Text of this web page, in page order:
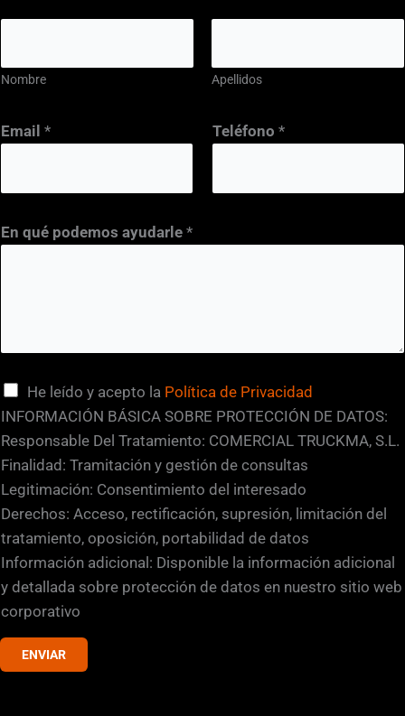
Nombre Apellidos
a
u
a
a
i
l
Email * Teléfono *
En qué podemos ayudarle *
C
a
s
i
l
l
a
s
d
e
v
He leído y acepto la Política de Privacidad
INFORMACIÓN BÁSICA SOBRE PROTECCIÓN DE DATOS:
Responsable Del Tratamiento: COMERCIAL TRUCKMA, S.L.
Finalidad: Tramitación y gestión de consultas
Legitimación: Consentimiento del interesado
Derechos: Acceso, rectificación, supresión, limitación del
tratamiento, oposición, portabilidad de datos
Información adicional: Disponible la información adicional
y detallada sobre protección de datos en nuestro sitio web
corporativo
ENVIAR